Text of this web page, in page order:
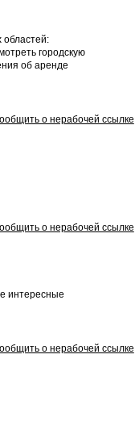
областей:
городскую
об аренде
о нерабочей ссылке
о нерабочей ссылке
интересные
о нерабочей ссылке